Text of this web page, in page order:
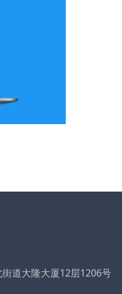
道大隆大厦12层1206号